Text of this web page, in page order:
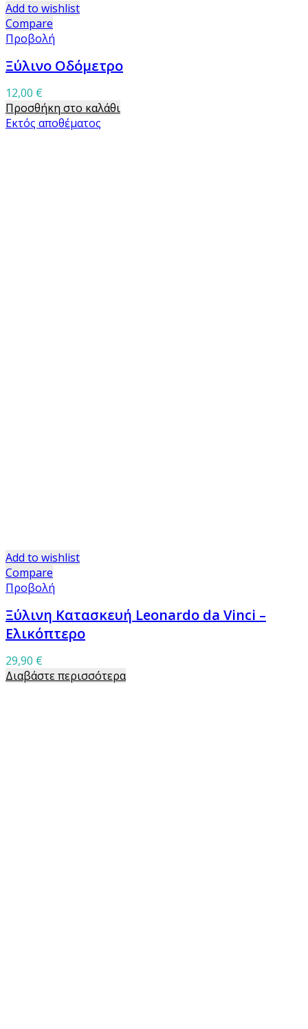
Add to wishlist
Compare
Προβολή
Ξύλινο Οδόμετρο
12,00 €
Προσθήκη στο καλάθι
Εκτός αποθέματος
Add to wishlist
Compare
Προβολή
Ξύλινη Κατασκευή Leonardo da Vinci –
Ελικόπτερο
29,90 €
Διαβάστε περισσότερα